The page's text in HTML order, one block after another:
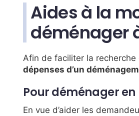
Aides à la
déménager
Afin de faciliter la recherche
dépenses d’un
Pour déménager en
En vue d’aider les